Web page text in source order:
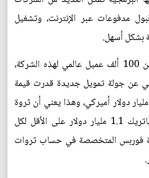
مدفوعات عبر الإنترنت، وتشغيل
بشكل أسهل.
ومع وجود أكثر من 100 ألف عميل عالمي لهذه الشركة،
عن جولة تمويل جديدة قدرت قيمة
الشركة بنحو 9.2 مليار دولار أميركي، وهذا يعني أن ثروة
الشقيقان جون وباتريك 1.1 مليار دولار على الأقل لكل
فوربس المتخصصة في حساب ثروات